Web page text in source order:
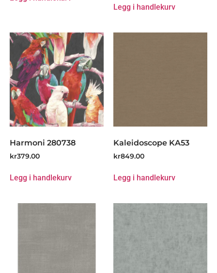
Legg i handlekurv
Harmoni 280738
kr379.00
Legg i handlekurv
Kaleidoscope KA53
kr849.00
Legg i handlekurv